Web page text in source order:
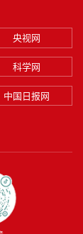
央视网
科学网
中国日报网